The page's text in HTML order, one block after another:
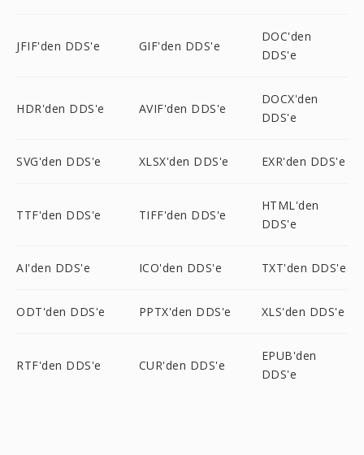
JFIF'den DDS'e GIF'den DDS'e
DOC'den
DDS'e
HDR'den DDS'e AVIF'den DDS'e
DOCX'den
DDS'e
SVG'den DDS'e XLSX'den DDS'e EXR'den DDS'e
TTF'den DDS'e TIFF'den DDS'e
HTML'den
DDS'e
AI'den DDS'e ICO'den DDS'e TXT'den DDS'e
ODT'den DDS'e PPTX'den DDS'e XLS'den DDS'e
RTF'den DDS'e CUR'den DDS'e
EPUB'den
DDS'e